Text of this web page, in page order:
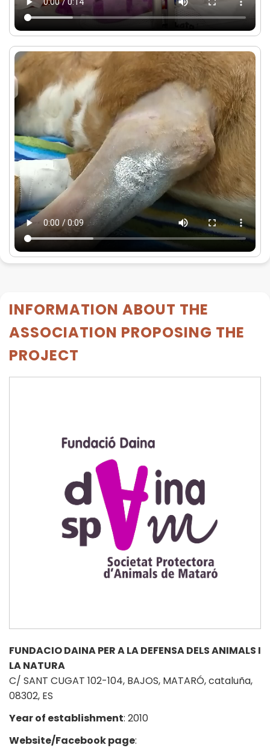
INFORMATION ABOUT THE
ASSOCIATION PROPOSING THE
PROJECT
FUNDACIO DAINA PER A LA DEFENSA DELS ANIMALS I
LA NATURA
C/ SANT CUGAT 102-104, BAJOS, MATARÓ, cataluña,
08302, ES
Year of establishment: 2010
Website/Facebook page: